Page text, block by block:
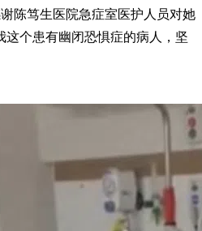
陈笃生医院急症室医护人员对她
这个患有幽闭恐惧症的病人，坚